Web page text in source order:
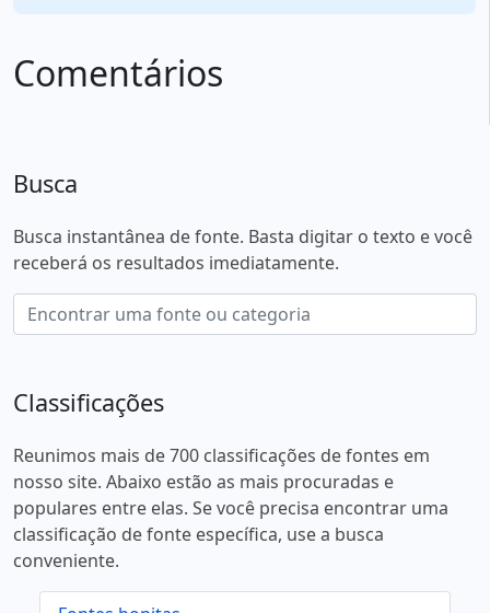
Comentários
Busca
Busca instantânea de fonte. Basta digitar o texto e você
receberá os resultados imediatamente.
Classificações
Reunimos mais de 700 classificações de fontes em
nosso site. Abaixo estão as mais procuradas e
populares entre elas. Se você precisa encontrar uma
classificação de fonte específica, use a busca
conveniente.